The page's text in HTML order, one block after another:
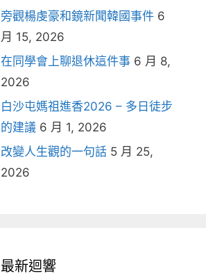
旁觀楊虔豪和鏡新聞韓國事件 6
月 15, 2026
在同學會上聊退休這件事 6 月 8,
2026
白沙屯媽祖進香2026 – 多日徒步
的建議 6 月 1, 2026
改變人生觀的一句話 5 月 25,
2026
最新迴響